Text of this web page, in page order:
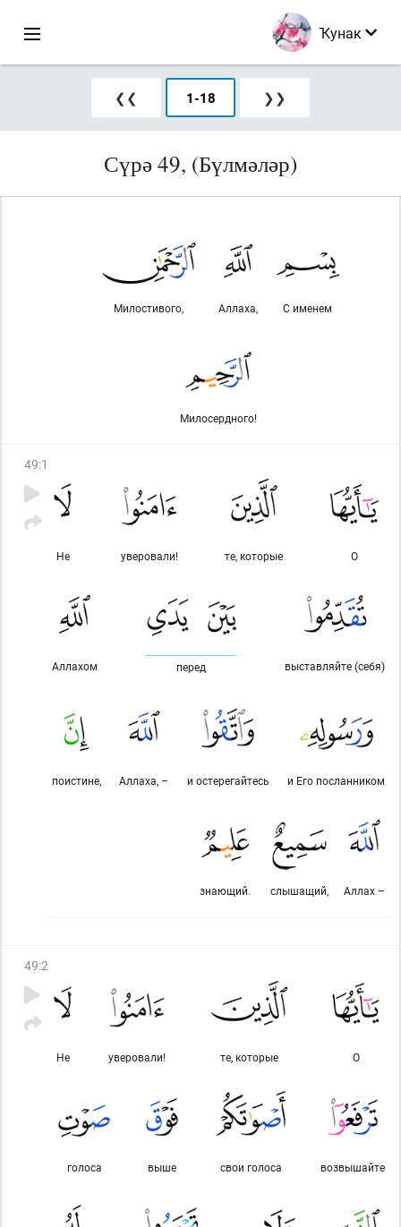
Ҡунак
❮❮ 1-18 ❯❯
Сүрә 49, (Бүлмәләр)
С именем
Аллаха,
Милостивого,
Милосердного!
49:1
О
те, которые
уверовали!
Не
выставляйте (себя)
перед
Аллахом
и Его посланником
и остерегайтесь
Аллаха, –
поистине,
Аллах –
слышащий,
знающий.
49:2
О
те, которые
уверовали!
Не
возвышайте
свои голоса
выше
голоса